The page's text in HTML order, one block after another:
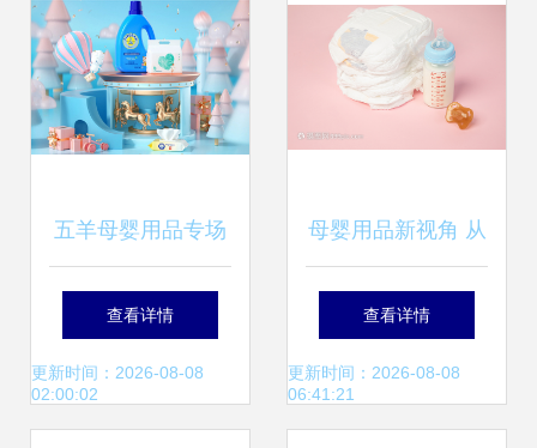
五羊母婴用品专场
匠心品质，守护每
一个初生的温柔时
查看详情
更新时间：2026-08-08
02:00:02
母婴用品新视角 从
尿布奶瓶到科学育
儿的人文关怀
查看详情
更新时间：2026-08-08
06:41:21